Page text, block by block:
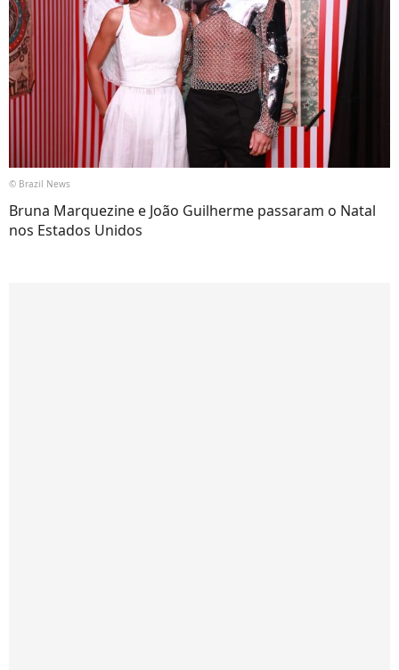
© Brazil News
Bruna Marquezine e João Guilherme passaram o Natal
nos Estados Unidos